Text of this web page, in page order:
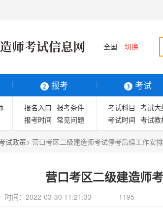
全国 切换
2 报考 3 考试
报名入口 报考条件
报考时间 常见问题
考试科目 考试大
考试时间 考试教
试政策> 营口考区二级建造师考试停考后续工作安
营口考区二级建造师
时间： 2022-03-30 11:21:33 1195